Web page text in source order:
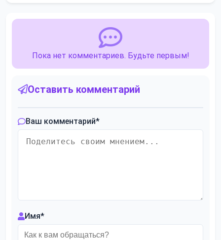
Пока нет комментариев. Будьте первым!
Оставить комментарий
Ваш комментарий*
Имя*